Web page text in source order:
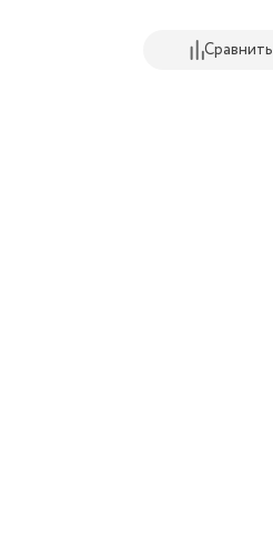
Сравнить